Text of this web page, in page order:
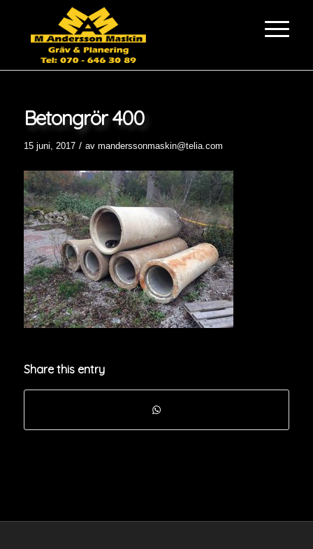
Betongrör 400
15 juni, 2017 / av manderssonmaskin@telia.com
Share this entry